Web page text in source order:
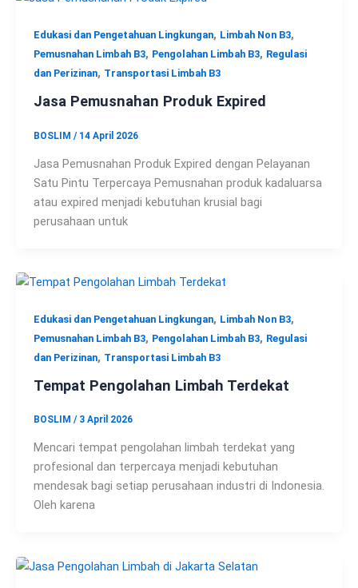
Edukasi dan Pengetahuan Lingkungan, Limbah Non B3,
Pemusnahan Limbah B3, Pengolahan Limbah B3, Regulasi
dan Perizinan, Transportasi Limbah B3
Jasa Pemusnahan Produk Expired
BOSLIM / 14 April 2026
Jasa Pemusnahan Produk Expired dengan Pelayanan
Satu Pintu Terpercaya Pemusnahan produk kadaluarsa
atau expired menjadi kebutuhan krusial bagi
perusahaan untuk
Edukasi dan Pengetahuan Lingkungan, Limbah Non B3,
Pemusnahan Limbah B3, Pengolahan Limbah B3, Regulasi
dan Perizinan, Transportasi Limbah B3
Tempat Pengolahan Limbah Terdekat
BOSLIM / 3 April 2026
Mencari tempat pengolahan limbah terdekat yang
profesional dan terpercaya menjadi kebutuhan
mendesak bagi setiap perusahaan industri di Indonesia.
Oleh karena